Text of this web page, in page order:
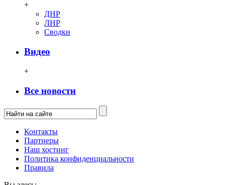
+
ДНР
ЛНР
Сводки
Видео
+
Все новости
Контакты
Партнеры
Наш хостинг
Политика конфиденциальности
Правила